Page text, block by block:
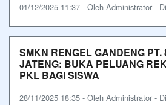
01/12/2025 11:37 - Oleh Administrator -
SMKN RENGEL GANDENG PT.
JATENG: BUKA PELUANG
PKL BAGI SISWA
28/11/2025 18:35 - Oleh Administrator -